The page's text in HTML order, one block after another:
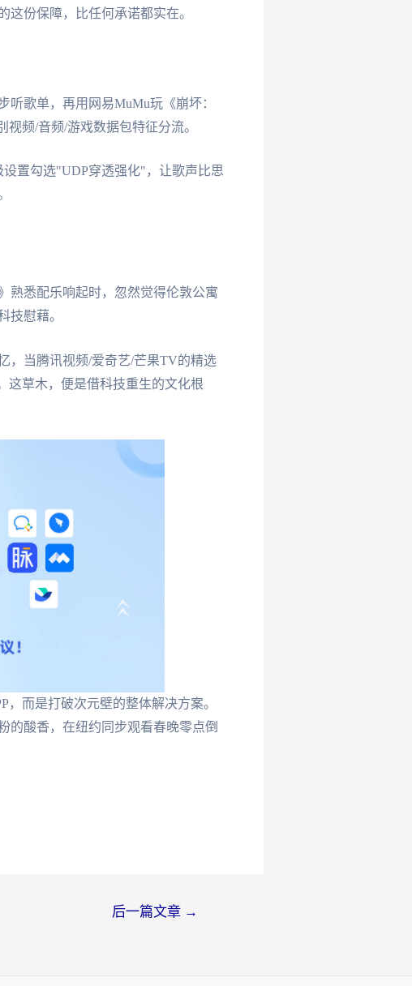
份保障，比任何承诺都实在。
歌单，再用网易MuMu玩《崩坏：
频/音频/游戏数据包特征分流。
置勾选"UDP穿透强化"，让歌声比思
熟悉配乐响起时，忽然觉得伦敦公寓
技慰藉。
，当腾讯视频/爱奇艺/芒果TV的精选
这草木，便是借科技重生的文化根
而是打破次元壁的整体解决方案。
的酸香，在纽约同步观看春晚零点倒
后一篇文章 →